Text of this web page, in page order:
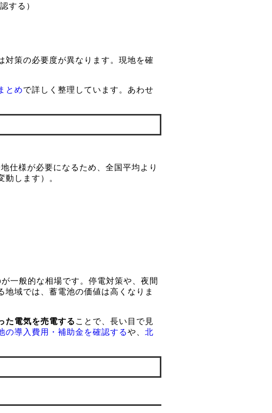
する）
策の必要度が異なります。現地を確
とめで詳しく整理しています。あわせ
仕様が必要になるため、全国平均より
します）。
一般的な相場です。停電対策や、夜間
域では、蓄電池の価値は高くなりま
た電気を売電する ことで、長い目で見
の導入費用・補助金を確認するや、 北